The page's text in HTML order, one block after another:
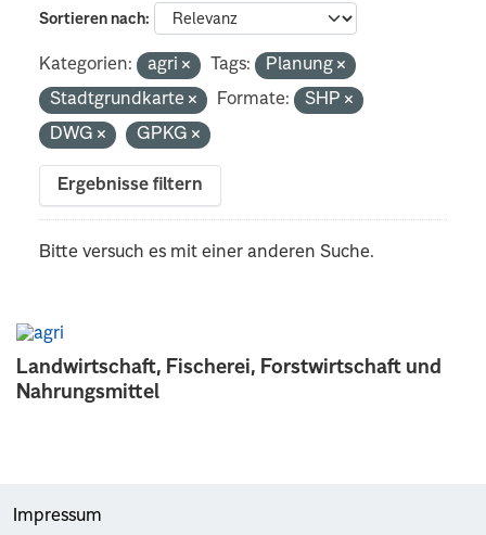
Landwirtschaft, Fischerei, Forstwirtschaft und
Nahrungsmittel
Sortieren nach
Kategorien: agri Tags:
Planung
Stadtgrundkarte
Formate:
SHP
DWG
GPKG
Ergebnisse filtern
Bitte versuch es mit einer anderen Suche.
Impressum